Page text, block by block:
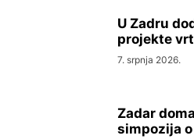
U Zadru
projekte
7. srpnja 2026.
Zadar
simpozija